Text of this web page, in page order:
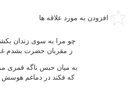
افزودن به مورد علاقه ها
چو مرا به سوی زندان
ز مقربان حضرت بشدم
به میان حبس ناگه قمری
كه فكند در دماغم هوسش